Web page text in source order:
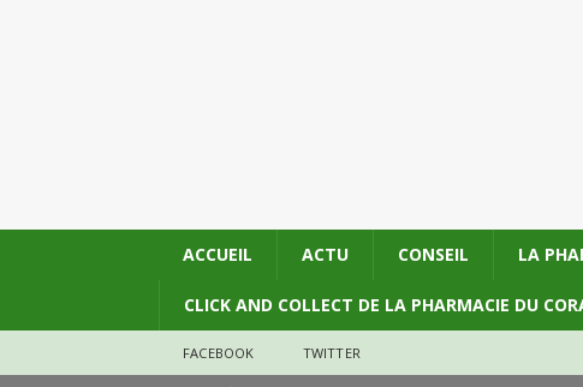
ACCUEIL ACTU CONSEIL LA
CLICK AND COLLECT DE LA PHARMACIE DU
FACEBOOK TWITTER